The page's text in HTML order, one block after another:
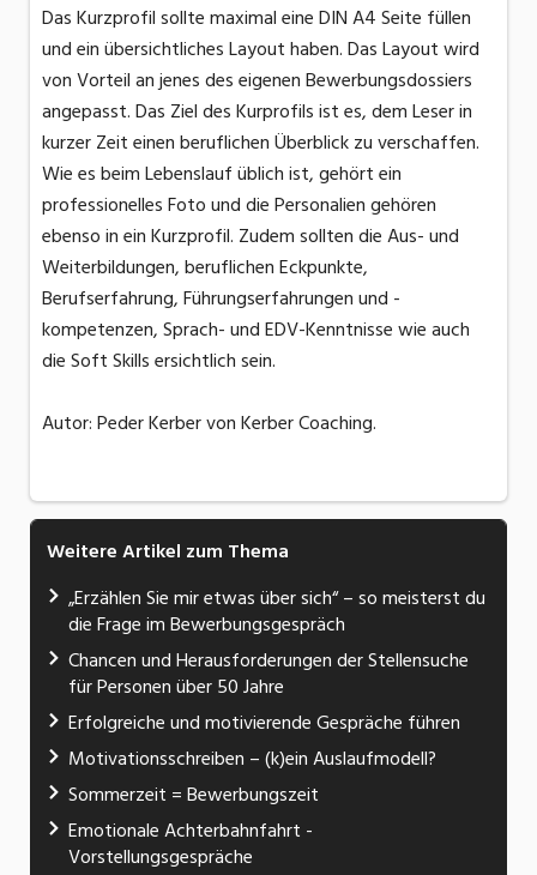
Das Kurzprofil sollte maximal eine DIN A4 Seite füllen
und ein übersichtliches Layout haben. Das Layout wird
von Vorteil an jenes des eigenen Bewerbungsdossiers
angepasst. Das Ziel des Kurprofils ist es, dem Leser in
kurzer Zeit einen beruflichen Überblick zu verschaffen.
Wie es beim Lebenslauf üblich ist, gehört ein
professionelles Foto und die Personalien gehören
ebenso in ein Kurzprofil. Zudem sollten die Aus- und
Weiterbildungen, beruflichen Eckpunkte,
Berufserfahrung, Führungserfahrungen und -
kompetenzen, Sprach- und EDV-Kenntnisse wie auch
die Soft Skills ersichtlich sein.
Autor: Peder Kerber von Kerber Coaching.
Weitere Artikel zum Thema
„Erzählen Sie mir etwas über sich“ – so meisterst du
die Frage im Bewerbungsgespräch
Chancen und Herausforderungen der Stellensuche
für Personen über 50 Jahre
Erfolgreiche und motivierende Gespräche führen
Motivationsschreiben – (k)ein Auslaufmodell?
Sommerzeit = Bewerbungszeit
Emotionale Achterbahnfahrt -
Vorstellungsgespräche